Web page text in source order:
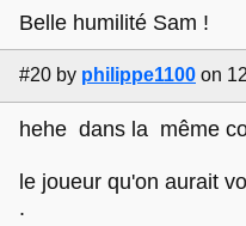
Belle humilité Sam !
#20 by philippe1100 on
hehe dans la même
le joueur qu'on aurait
.